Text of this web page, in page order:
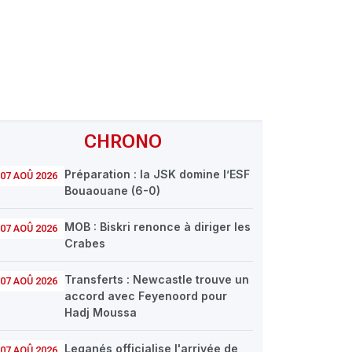
CHRONO
07 AOÛ 2026
Préparation : la JSK domine l’ESF
Bouaouane (6-0)
07 AOÛ 2026
MOB : Biskri renonce à diriger les
Crabes
07 AOÛ 2026
Transferts : Newcastle trouve un
accord avec Feyenoord pour
Hadj Moussa
Leganés officialise l'arrivée de